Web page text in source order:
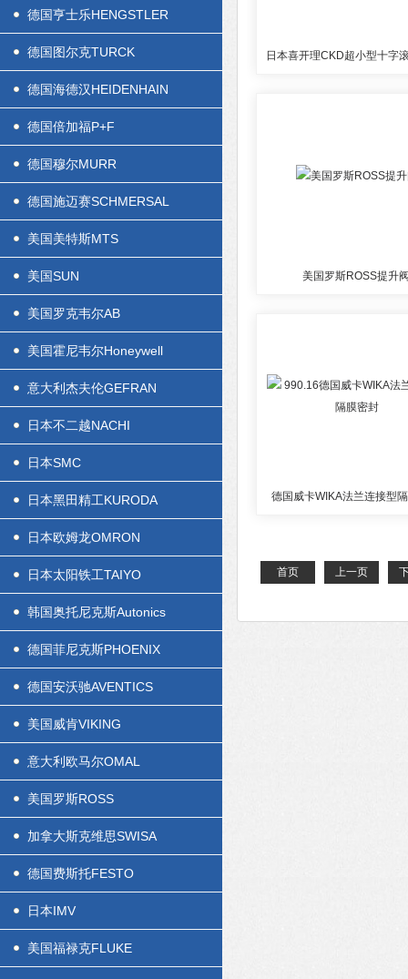
德国亨士乐HENGSTLER
德国图尔克TURCK
德国海德汉HEIDENHAIN
德国倍加福P+F
德国穆尔MURR
德国施迈赛SCHMERSAL
美国美特斯MTS
美国SUN
美国罗克韦尔AB
美国霍尼韦尔Honeywell
意大利杰夫伦GEFRAN
日本不二越NACHI
日本SMC
日本黑田精工KURODA
日本欧姆龙OMRON
日本太阳铁工TAIYO
韩国奥托尼克斯Autonics
德国菲尼克斯PHOENIX
德国安沃驰AVENTICS
美国威肯VIKING
意大利欧马尔OMAL
美国罗斯ROSS
加拿大斯克维思SWISA
德国费斯托FESTO
日本IMV
美国福禄克FLUKE
美国罗斯ROSS提升
德国威卡WIKA法兰连接型
首页 上一页